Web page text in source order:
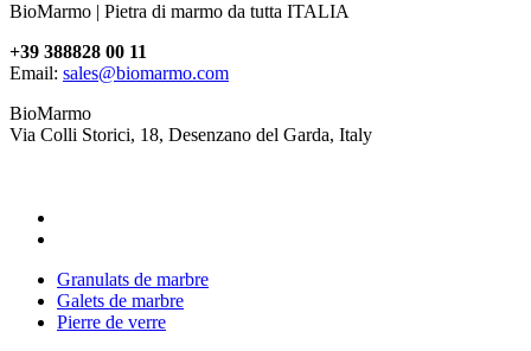
BioMarmo | Pietra di marmo da tutta ITALIA
+39 388828 00 11
Email: sales@biomarmo.com
BioMarmo
Via Colli Storici, 18, Desenzano del Garda, Italy
Granulats de marbre
Galets de marbre
Pierre de verre